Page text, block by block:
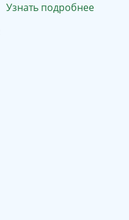
Узнать подробнее